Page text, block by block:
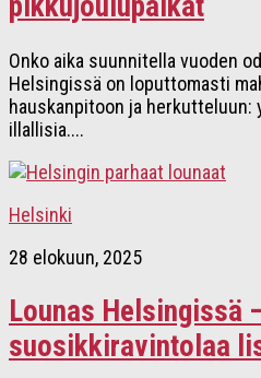
Onko aika suunnitella vuoden
Helsingissä on loputtomasti
hauskanpitoon ja
illallisia....
Helsinki
28 elokuun, 2025
Lounas Helsingissä
suosikkiravintolaa